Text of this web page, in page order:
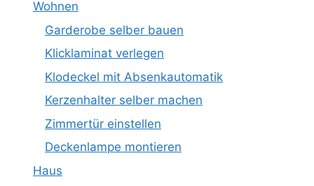
Wohnen
Garderobe selber bauen
Klicklaminat verlegen
Klodeckel mit Absenkautomatik
Kerzenhalter selber machen
Zimmertür einstellen
Deckenlampe montieren
Haus